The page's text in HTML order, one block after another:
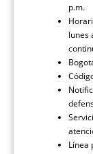
p.m.
lunes
Línea